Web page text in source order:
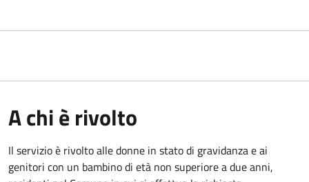
A chi è rivolto
Il servizio è rivolto alle donne in stato di gravidanza e ai
genitori con un bambino di età non superiore a due anni,